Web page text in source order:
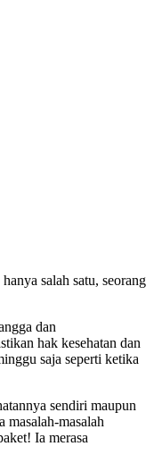
salah satu, seorang
dan
hak kesehatan dan
saja seperti ketika
sendiri maupun
masalah-masalah
Ia merasa